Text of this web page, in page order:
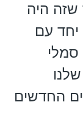
היה
יחד עם
סמלי
החדשים